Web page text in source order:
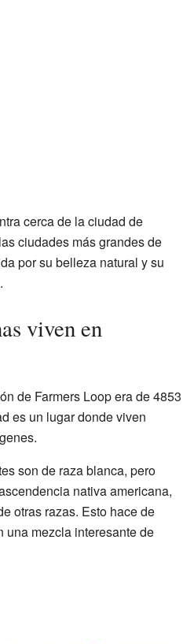
cerca de la ciudad de
ciudades más grandes de
por su belleza natural y su
viven en
de Farmers Loop era de 4853
es un lugar donde viven
son de raza blanca, pero
nativa americana,
otras razas. Esto hace de
una mezcla interesante de